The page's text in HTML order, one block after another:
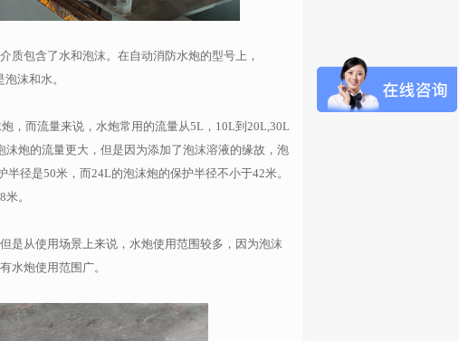
质包含了水和泡沫。在自动消防水炮的型号上，
沫和水。
，而流量来说，水炮常用的流量从5L，10L到20L,30L
炮的流量更大，但是因为添加了泡沫溶液的缘故，泡
径是50米，而24L的泡沫炮的保护半径不小于42米。
。
是从使用场景上来说，水炮使用范围较多，因为泡沫
水炮使用范围广。